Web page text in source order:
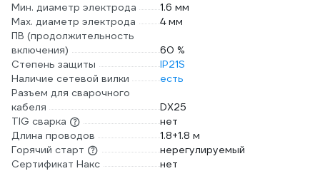
Мин. диаметр электрода
1.6 мм
Мах. диаметр электрода
4 мм
ПВ (продолжительность
включения)
60 %
Степень защиты
IP21S
Наличие сетевой вилки
есть
Разъем для сварочного
кабеля
DX25
TIG сварка
нет
Длина проводов
1.8+1.8 м
Горячий старт
нерегулируемый
Сертификат Накс
нет